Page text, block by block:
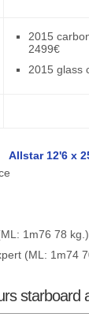
2015
2499€
2015 glass
Allstar 12'6 x
1m76 78 kg.)
(ML: 1m74
starboard